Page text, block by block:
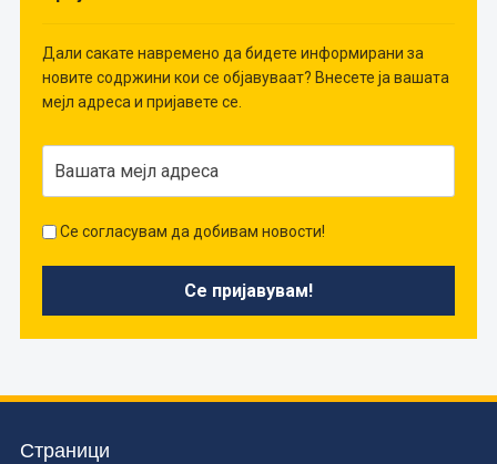
Дали сакате навремено да бидете информирани за
новите содржини кои се објавуваат? Внесете ја вашата
мејл адреса и пријавете се.
Се согласувам да добивам новости!
Страници